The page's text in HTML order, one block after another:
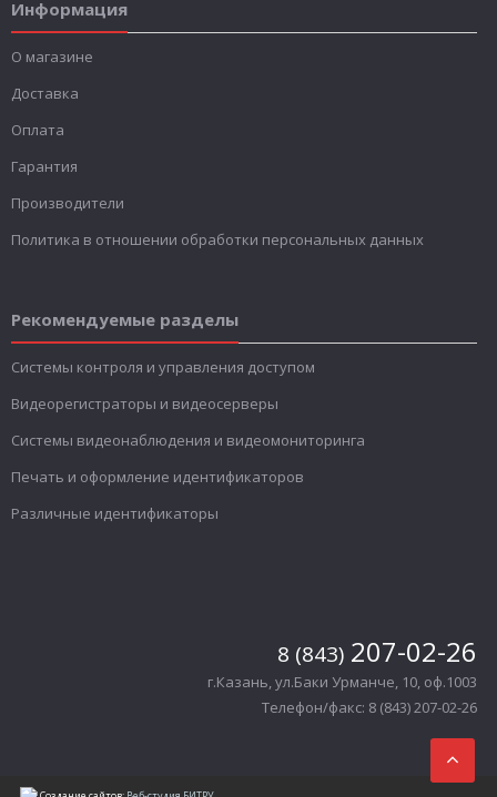
Информация
О магазине
Доставка
Оплата
Гарантия
Производители
Политика в отношении обработки персональных данных
Рекомендуемые разделы
Системы контроля и управления доступом
Видеорегистраторы и видеосерверы
Системы видеонаблюдения и видеомониторинга
Печать и оформление идентификаторов
Различные идентификаторы
8 (843) 207-02-26
г.Казань, ул.Баки Урманче, 10, оф.1003
Телефон/факс: 8 (843) 207-02-26